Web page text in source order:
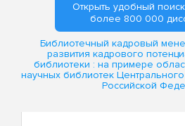
Открыть удобный
более 800 000
Библиотечный кадровый
развития кадрового
библиотеки : на примере
научных библиотек
Российской